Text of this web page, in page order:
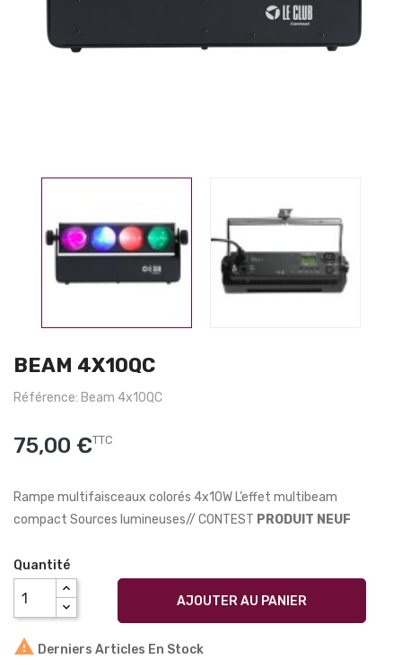
BEAM 4X10QC
Référence: Beam 4x10QC
75,00 €TTC
Rampe multifaisceaux colorés 4x10W L’effet multibeam
compact Sources lumineuses// CONTEST PRODUIT NEUF
Quantité
AJOUTER AU PANIER
 Derniers Articles En Stock